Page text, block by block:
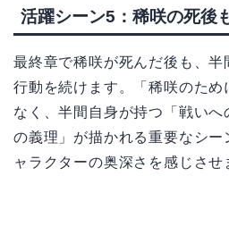
活躍シーン5：稀咲の死後
最終章で稀咲が死んだ後も、
行動を続けます。「稀咲のた
なく、半間自身が持つ「戦いへ
の義理」が描かれる重要なシー
ャラクターの奥深さを感じさせ